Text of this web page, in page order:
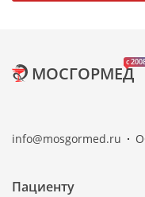
c
МОСГОРМЕД
info@mosgormed.ru
Пациенту